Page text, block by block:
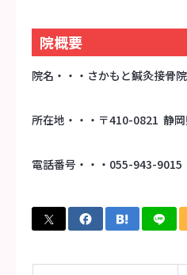
院概要
院名・・・さかもと鍼灸接骨院
所在地・・・〒410-0821 静
電話番号・・・055-943-9015